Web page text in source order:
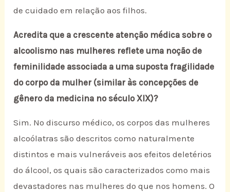
de cuidado em relação aos filhos.
Acredita que a crescente atenção médica sobre o
alcoolismo nas mulheres reflete uma noção de
feminilidade associada a uma suposta fragilidade
do corpo da mulher (similar às concepções de
gênero da medicina no século XIX)?
Sim. No discurso médico, os corpos das mulheres
alcoólatras são descritos como naturalmente
distintos e mais vulneráveis aos efeitos deletérios
do álcool, os quais são caracterizados como mais
devastadores nas mulheres do que nos homens. O